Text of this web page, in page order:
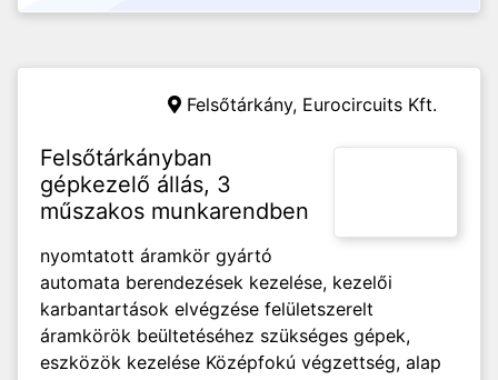
Felsőtárkány, Eurocircuits Kft.
Felsőtárkányban
gépkezelő állás, 3
műszakos munkarendben
nyomtatott áramkör gyártó
automata berendezések kezelése, kezelői
karbantartások elvégzése felületszerelt
áramkörök beültetéséhez szükséges gépek,
eszközök kezelése Középfokú végzettség, alap